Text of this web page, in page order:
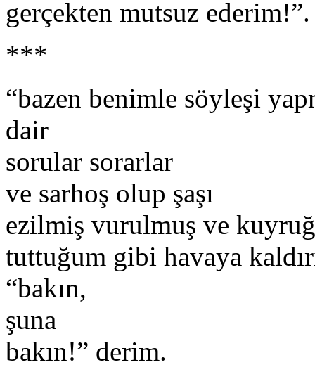
gerçekten mutsuz
***
“bazen benimle söyleşi
dair
sorular sorarlar
ve sarhoş olup şaşı
ezilmiş vurulmuş ve
tuttuğum gibi havaya
“bakın,
şuna
bakın!” derim.